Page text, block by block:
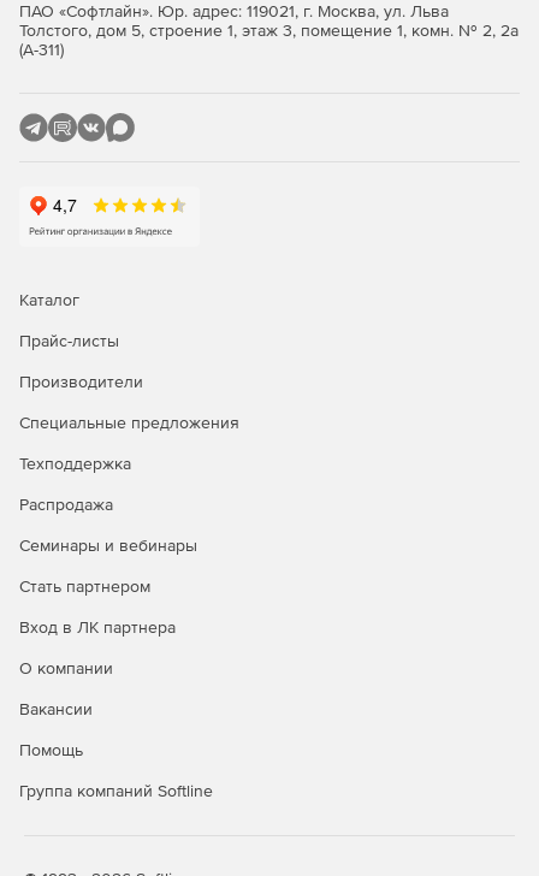
Интегрированный менеджмент конфигурацией
Сценарии для многократного использования.
Работа с базами данных прямо из установщика.
Автоматизированная трансляция пользовательского
интерфейса и сценария NSIcode.
Автоматический импорт и конвертирование
Поля автоматической коррекции для избегания
ПАО «Софтлайн». Юр. адрес: 119021, г. Москва, ул. Льва
Толстого, дом 5, строение 1, этаж 3, помещение 1, комн. № 2, 2а
(А-311)
Каталог
Прайс-листы
Производители
Специальные предложения
Техподдержка
Распродажа
Семинары и вебинары
Стать партнером
Вход в ЛК партнера
О компании
Вакансии
Помощь
Группа компаний Softline